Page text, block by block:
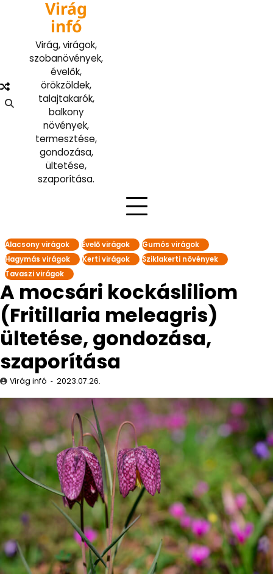
Virág
infó
Virág, virágok,
szobanövények,
évelők,
örökzöldek,
talajtakarók,
balkony
növények,
termesztése,
gondozása,
ültetése,
szaporítása.
Alacsony virágok Évelő virágok
Gumós virágok
Hagymás virágok
Kerti virágok
Sziklakerti növények
Tavaszi virágok
A mocsári kockásliliom
(Fritillaria meleagris)
ültetése, gondozása,
szaporítása
Virág infó 2023.07.26.